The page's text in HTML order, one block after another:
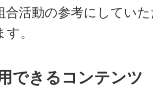
合活動の参考にしてい
。
できるコンテンツ